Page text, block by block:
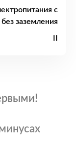
с
заземления